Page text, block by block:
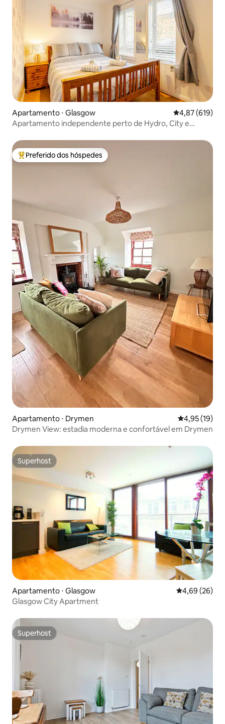
Apartamento ⋅ Glasgow 4,87 de uma
4,87 (619)
Apartamento independente perto de Hydro, City e
Entre os melhores preferidos dos hóspedes
Preferido dos hóspedes
Apartamento ⋅ Drymen 4,95 de uma
4,95 (19)
Drymen View: estadia moderna e confortável em Drymen
Superhost
Superhost
Apartamento ⋅ Glasgow 4,69 de uma
4,69 (26)
Glasgow City Apartment
Superhost
Superhost